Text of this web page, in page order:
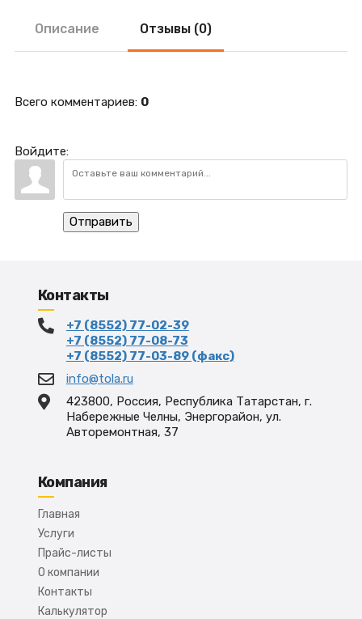
Описание Отзывы (0)
Всего комментариев: 0
Войдите:
Отправить
Контакты
+7 (8552) 77-02-39
+7 (8552) 77-08-73
+7 (8552) 77-03-89 (факс)
info@tola.ru
423800, Россия, Республика Татарстан, г.
Набережные Челны, Энергорайон, ул.
Авторемонтная, 37
Компания
Главная
Услуги
Прайс-листы
О компании
Контакты
Калькулятор